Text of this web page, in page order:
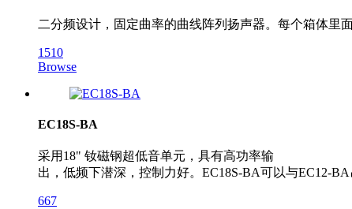
二分频设计，固定曲率的曲线阵列扬声器。每个箱体里
1510
Browse
EC18S-BA
采用18" 钕磁钢超低音单元，具有高功率输
出，低频下潜深，控制力好。EC18S-BA可以与EC12-
667